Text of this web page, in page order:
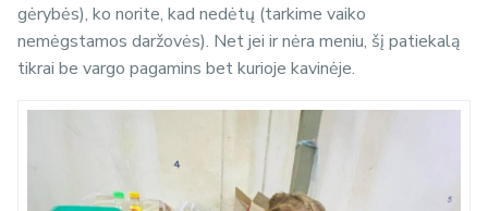
gėrybės), ko norite, kad nedėtų (tarkime vaiko
nemėgstamos daržovės). Net jei ir nėra meniu, šį patiekalą
tikrai be vargo pagamins bet kurioje kavinėje.